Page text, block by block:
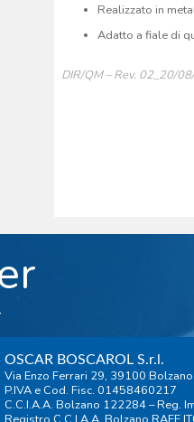
Realizzato in
Adatto a fiale di
DIR/QM – Rev. 02_20/
OSCAR BOSCAROL S.r.l.
Via Enzo Ferrari 29, 39100
P.IVA e Cod. Fisc. 01458460217
C.C.I.A.A. Bolzano 122284 – Reg.